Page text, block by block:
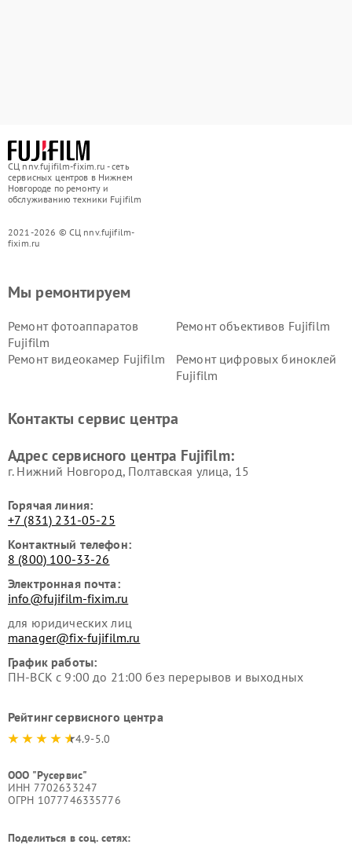
СЦ nnv.fujifilm-fixim.ru - сеть
сервисных центров в Нижнем
Новгороде по ремонту и
обслуживанию техники Fujifilm
2021-2026 © СЦ nnv.fujifilm-
fixim.ru
Мы ремонтируем
Ремонт фотоаппаратов
Fujifilm
Ремонт объективов Fujifilm
Ремонт видеокамер Fujifilm
Ремонт цифровых биноклей
Fujifilm
Контакты сервис центра
Адрес сервисного центра Fujifilm:
г. Нижний Новгород, Полтавская улица, 15
Горячая линия:
+7 (831) 231-05-25
Контактный телефон:
8 (800) 100-33-26
Электронная почта:
info@fujifilm-fixim.ru
для юридических лиц
manager@fix-fujifilm.ru
График работы:
ПН-ВСК с 9:00 до 21:00 без перерывов и выходных
Рейтинг сервисного центра
4.9-5.0
ООО "Русервис"
ИНН 7702633247
ОГРН 1077746335776
Поделиться в соц. сетях: